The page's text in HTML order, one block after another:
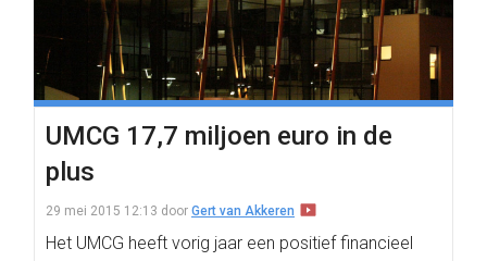
UMCG 17,7 miljoen euro in de
plus
29 mei 2015 12:13 door Gert van Akkeren
Het UMCG heeft vorig jaar een positief financieel